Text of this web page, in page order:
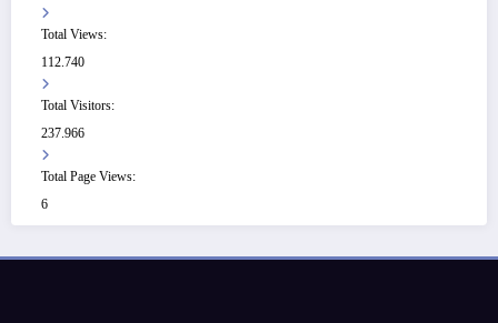
Total Views:
112.740
Total Visitors:
237.966
Total Page Views:
6